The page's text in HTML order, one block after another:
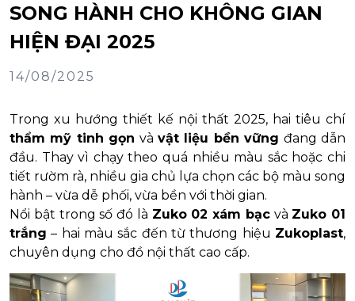
SONG HÀNH CHO KHÔNG GIAN
HIỆN ĐẠI 2025
14/08/2025
Trong xu hướng thiết kế nội thất 2025, hai tiêu chí
thẩm mỹ tinh gọn vàvật liệu bền vững đang dẫn
đầu. Thay vì chạy theo quá nhiều màu sắc hoặc chi
tiết rườm rà, nhiều gia chủ lựa chọn các bộ màu song
hành – vừa dễ phối, vừa bền với thời gian.
Nổi bật trong số đó là Zuko 02 xám bạcvà Zuko 01
trắng – hai màu sắc đến từ thương hiệu Zukoplast,
chuyên dụng cho đồ nội thất cao cấp.